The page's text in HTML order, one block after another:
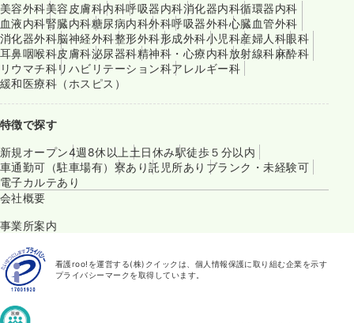
美容外科美容皮膚科内科呼吸器内科消化器内科循環器内科
血液内科腎臓内科糖尿病内科外科呼吸器外科心臓血管外科
消化器外科脳神経外科整形外科形成外科小児科産婦人科眼科
耳鼻咽喉科皮膚科泌尿器科精神科・心療内科放射線科麻酔科
リウマチ科リハビリテーション科アレルギー科
緩和医療科（ホスピス）
特徴で探す
新規オープン4週8休以上 土日休み駅徒歩５分以内
車通勤可（駐車場有） 寮あり託児所あり ブランク・未経験可
電子カルテあり
会社概要
事業所案内
看護roo!を運営する(株)クイックは、個人情報保護に取り組む企業を示す
プライバシーマークを取得しています。